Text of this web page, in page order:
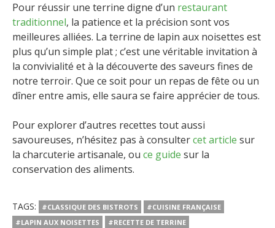
Pour réussir une terrine digne d’un restaurant
traditionnel, la patience et la précision sont vos
meilleures alliées. La terrine de lapin aux noisettes est
plus qu’un simple plat ; c’est une véritable invitation à
la convivialité et à la découverte des saveurs fines de
notre terroir. Que ce soit pour un repas de fête ou un
dîner entre amis, elle saura se faire apprécier de tous.
Pour explorer d’autres recettes tout aussi
savoureuses, n’hésitez pas à consultercet article sur
la charcuterie artisanale, ou ce guide sur la
conservation des aliments.
TAGS: #CLASSIQUE DES BISTROTS
#CUISINE FRANÇAISE
#LAPIN AUX NOISETTES
#RECETTE DE TERRINE